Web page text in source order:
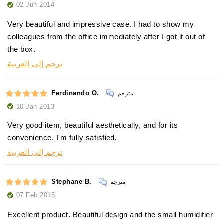
02 Jun 2014
Very beautiful and impressive case. I had to show my
colleagues from the office immediately after I got it out of
the box.
ترجم إلى العربية
Ferdinando O. مترجم
10 Jan 2013
Very good item, beautiful aesthetically, and for its
convenience. I'm fully satisfied.
ترجم إلى العربية
Stephane B. مترجم
07 Feb 2015
Excellent product. Beautiful design and the small humidifier